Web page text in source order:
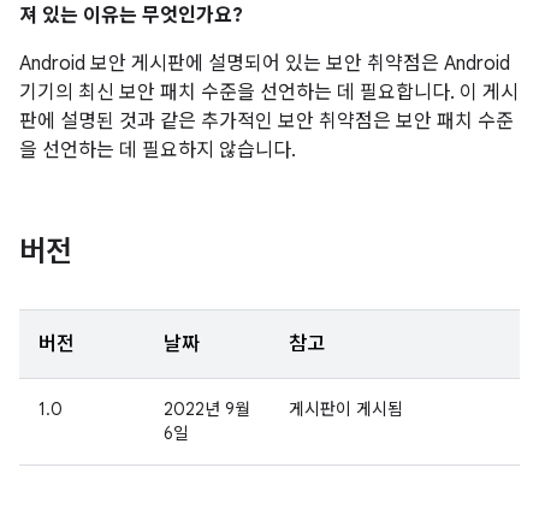
져 있는 이유는 무엇인가요?
Android 보안 게시판에 설명되어 있는 보안 취약점은 Android
기기의 최신 보안 패치 수준을 선언하는 데 필요합니다. 이 게시
판에 설명된 것과 같은 추가적인 보안 취약점은 보안 패치 수준
을 선언하는 데 필요하지 않습니다.
버전
버전 날짜 참고
1.0
2022년 9월
6일
게시판이 게시됨